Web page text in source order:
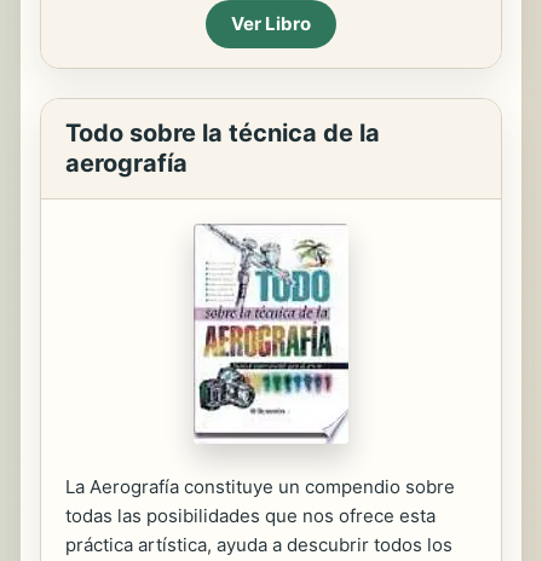
Ver Libro
Todo sobre la técnica de la
aerografía
La Aerografía constituye un compendio sobre
todas las posibilidades que nos ofrece esta
práctica artística, ayuda a descubrir todos los